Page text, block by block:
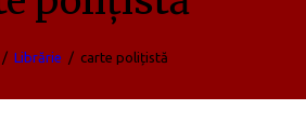
Librărie carte polițistă